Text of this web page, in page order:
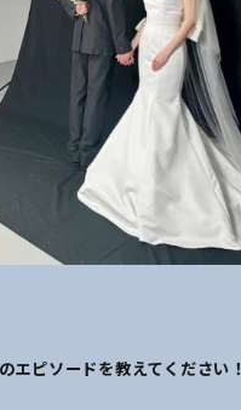
エピソードを教えてください！